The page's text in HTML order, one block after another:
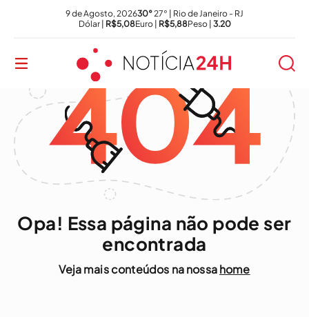
9 de Agosto, 202630°27° | Rio de Janeiro - RJ
Dólar | R$5,08Euro | R$5,88Peso | 3.20
Opa! Essa página não pode ser
encontrada
Veja mais conteúdos na nossahome